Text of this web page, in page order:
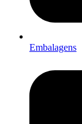
Embalagens